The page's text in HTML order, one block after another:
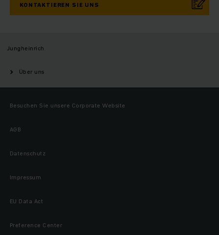
KONTAKTIEREN SIE UNS
Jungheinrich
Über uns
Besuchen Sie unsere Corporate Website
AGB
Datenschutz
Impressum
EU Data Act
Preference Center